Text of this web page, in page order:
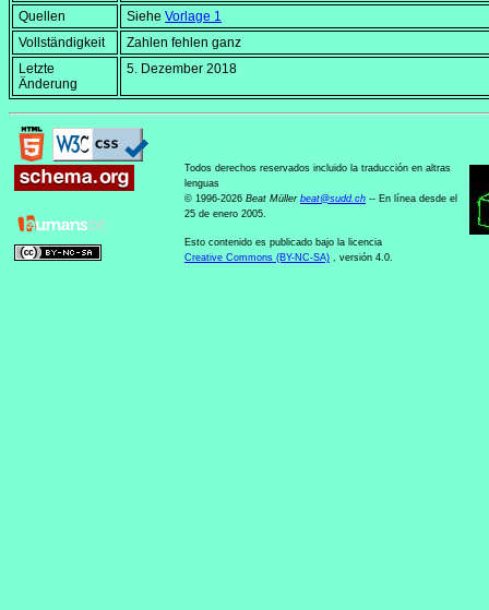
Quellen
Siehe Vorlage 1
Vollständigkeit
Zahlen fehlen ganz
Letzte
Änderung
5. Dezember 2018
Todos derechos reservados incluido la traducción en altras
lenguas
© 1996-2026 Beat Müller beat@sudd.ch -- En línea desde el
25 de enero 2005.
Esto contenido es publicado bajo la licencia
Creative Commons (BY-NC-SA) , versión 4.0.